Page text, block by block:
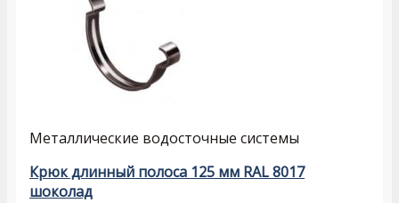
Металлические водосточные системы
Крюк длинный полоса 125 мм RAL 8017
шоколад